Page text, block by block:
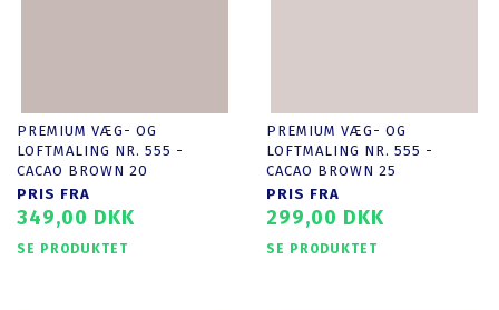
PREMIUM VÆG- OG
LOFTMALING NR. 555 -
CACAO BROWN 20
PRIS FRA
349,00 DKK
SE PRODUKTET
PREMIUM VÆG- OG
LOFTMALING NR. 555 -
CACAO BROWN 25
PRIS FRA
299,00 DKK
SE PRODUKTET